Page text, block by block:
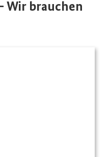
Wir brauchen